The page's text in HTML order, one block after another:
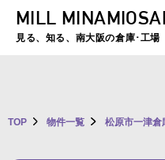
夏季休暇のお知らせ：2026年8月8
MILL
見る、知る、南大阪の倉庫･工場
TOP 物件一覧 松原市一津倉